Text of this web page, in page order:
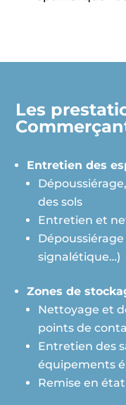
Les
Entretien des
des sols
Entretien et
signalétique…)
Zones de
Nettoyage et
points de
Entretien des
équipements
Remise en